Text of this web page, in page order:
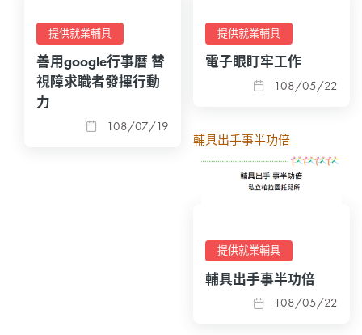
提供就業輔具
善用google行事曆 替
視障求職者發揮行動
力
108/07/19
提供就業輔具
電子眼盯牢工作
108/05/22
提供就業輔具
輔具出手事半功倍
108/05/22
輔具出手事半功倍